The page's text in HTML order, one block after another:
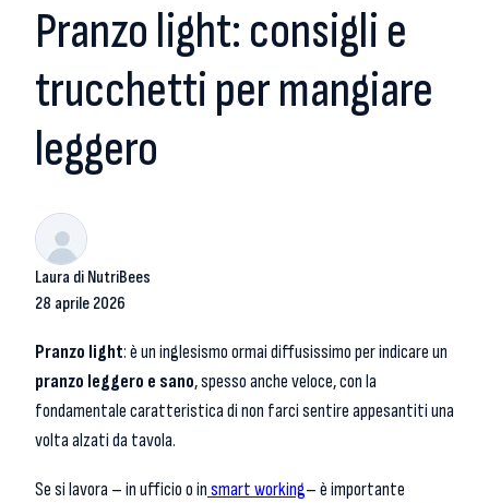
Pranzo light: consigli e
trucchetti per mangiare
leggero
Laura di NutriBees
28 aprile 2026
Pranzo light: è un inglesismo ormai diffusissimo per indicare un
pranzo leggero e sano, spesso anche veloce, con la
fondamentale caratteristica di non farci sentire appesantiti una
volta alzati da tavola.
Se si lavora – in ufficio o insmart working– è importante